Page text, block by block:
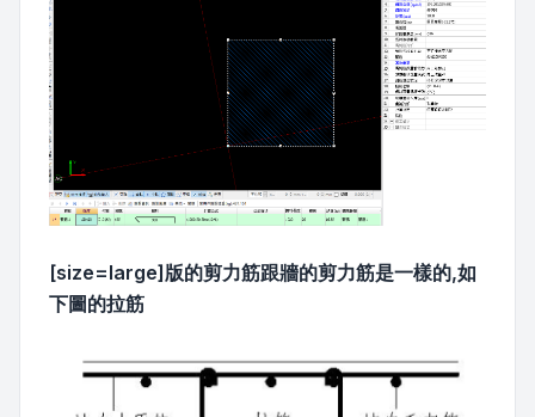
[size=large]版的剪力筋跟牆的剪力筋是一樣的,如
下圖的拉筋